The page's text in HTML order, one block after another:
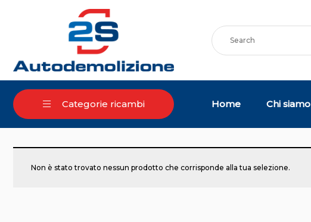
Categorie ricambi Home Chi siamo
Non è stato trovato nessun prodotto che corrisponde alla tua selezione.